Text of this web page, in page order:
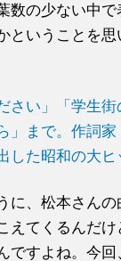
数の少ない中で
ということを
さい」「学生
」まで。作詞
した昭和の大ヒ
に、松本さんの
えてくるんだ
ですよね。今